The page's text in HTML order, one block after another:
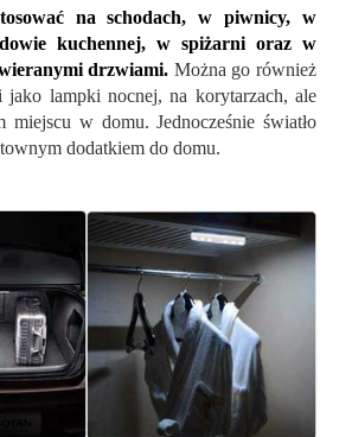
na schodach, w piwnicy, w
kuchennej, w spiżarni oraz w
drzwiami. Można go również
lampki nocnej, na korytarzach, ale
w domu. Jednocześnie światło
dodatkiem do domu.